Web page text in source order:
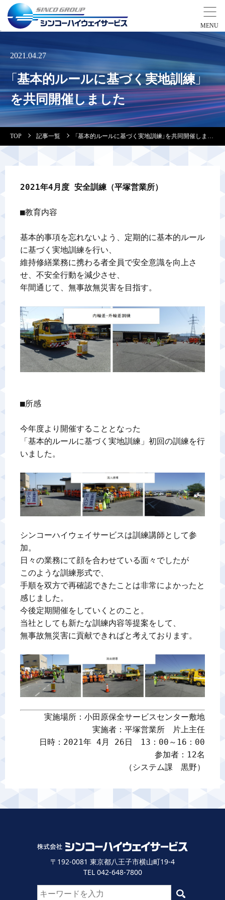
営業拠点
会社案内・実績紹介
警備業標識
反社会的勢力排除宣言
プライバシーポリシー
お問い合わせ
2021.04.27
「基本的ルールに基づく実地訓練」
を共同開催しました
TOP 記事一覧 「基本的ルールに基づく実地訓練」を共同開催しました
2021年4月度 安全訓練（平塚営業所）
■教育内容
基本的事項を忘れないよう、定期的に基本的ルール
に基づく実地訓練を行い、
維持修繕業務に携わる者全員で安全意識を向上さ
せ、不安全行動を減少させ、
年間通じて、無事故無災害を目指す。
■所感
今年度より開催することとなった
「基本的ルールに基づく実地訓練」初回の訓練を行
いました。
シンコーハイウェイサービスは訓練講師として参
加。
日々の業務にて顔を合わせている面々でしたが
このような訓練形式で、
手順を双方で再確認できたことは非常によかったと
感じました。
今後定期開催をしていくとのこと。
当社としても新たな訓練内容等提案をして、
無事故無災害に貢献できればと考えております。
実施場所：小田原保全サービスセンター敷地
実施者：平塚営業所　片上主任
日時：2021年 4月 26日　13：00～16：00
参加者：12名
（システム課　黒野）
〒192-0081 東京都八王子市横山町19-4
TEL 042-648-7800